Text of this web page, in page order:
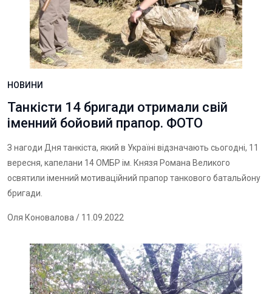
НОВИНИ
Танкісти 14 бригади отримали свій
іменний бойовий прапор. ФОТО
З нагоди Дня танкіста, який в Україні відзначають сьогодні, 11
вересня, капелани 14 ОМБР ім. Князя Романа Великого
освятили іменний мотиваційний прапор танкового батальйону
бригади.
Оля Коновалова / 11.09.2022